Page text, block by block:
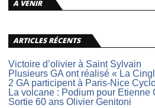
A VENIR
ARTICLES RÉCENTS
Victoire d’olivier à Saint Sylvain
Plusieurs GA ont réalisé « La
2 GA participent à Paris-Nice
La volcane : Podium pour Etienne
Sortie 60 ans Olivier Genitoni